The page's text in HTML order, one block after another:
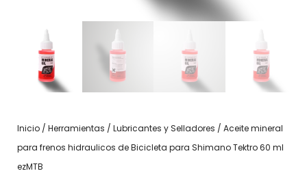
Inicio / Herramientas / Lubricantes y Selladores / Aceite mineral
para frenos hidraulicos de Bicicleta para Shimano Tektro 60 ml
ezMTB